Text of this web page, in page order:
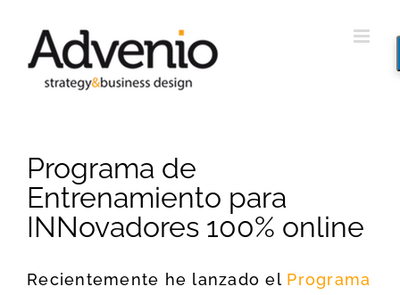
contenido
Programa de
Entrenamiento para
INNovadores 100% online
Recientemente he lanzado el Programa